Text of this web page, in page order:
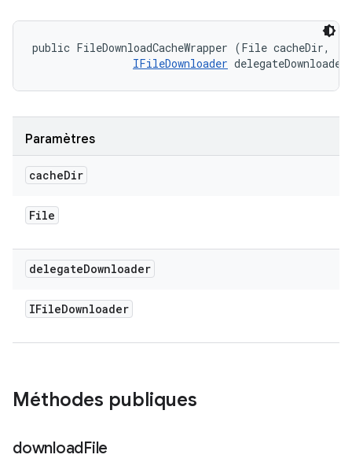
public FileDownloadCacheWrapper (File cacheDir,
IFileDownloader
Paramètres
cacheDir
File
delegateDownloader
IFileDownloader
Méthodes publiques
downloadFile